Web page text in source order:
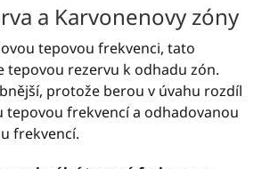
a Karvonenovy zóny
tepovou frekvenci, tato
tepovou rezervu k odhadu zón.
protože berou v úvahu rozdíl
tepovou frekvencí a odhadovanou
frekvencí.